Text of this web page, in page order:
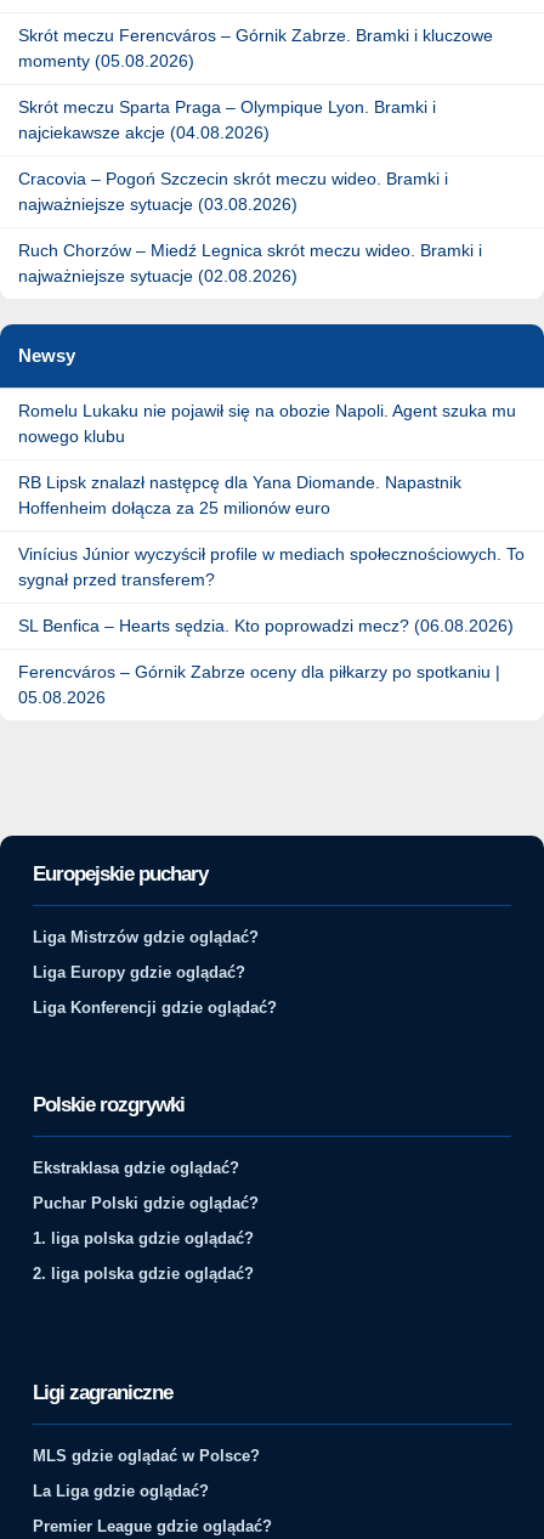
Skrót meczu Ferencváros – Górnik Zabrze. Bramki i kluczowe
momenty (05.08.2026)
Skrót meczu Sparta Praga – Olympique Lyon. Bramki i
najciekawsze akcje (04.08.2026)
Cracovia – Pogoń Szczecin skrót meczu wideo. Bramki i
najważniejsze sytuacje (03.08.2026)
Ruch Chorzów – Miedź Legnica skrót meczu wideo. Bramki i
najważniejsze sytuacje (02.08.2026)
Newsy
Romelu Lukaku nie pojawił się na obozie Napoli. Agent szuka mu
nowego klubu
RB Lipsk znalazł następcę dla Yana Diomande. Napastnik
Hoffenheim dołącza za 25 milionów euro
Vinícius Júnior wyczyścił profile w mediach społecznościowych. To
sygnał przed transferem?
SL Benfica – Hearts sędzia. Kto poprowadzi mecz? (06.08.2026)
Ferencváros – Górnik Zabrze oceny dla piłkarzy po spotkaniu |
05.08.2026
Europejskie puchary
Liga Mistrzów gdzie oglądać?
Liga Europy gdzie oglądać?
Liga Konferencji gdzie oglądać?
Polskie rozgrywki
Ekstraklasa gdzie oglądać?
Puchar Polski gdzie oglądać?
1. liga polska gdzie oglądać?
2. liga polska gdzie oglądać?
Ligi zagraniczne
MLS gdzie oglądać w Polsce?
La Liga gdzie oglądać?
Premier League gdzie oglądać?